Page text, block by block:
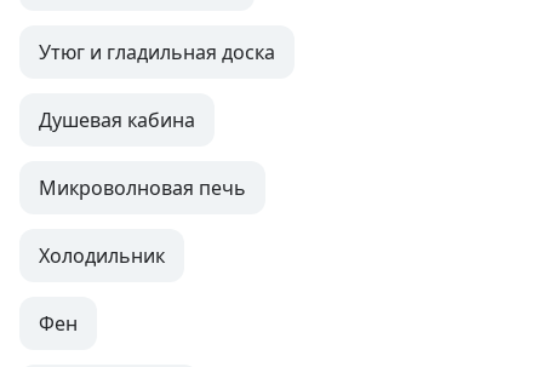
Утюг и гладильная доска
Душевая кабина
Микроволновая печь
Холодильник
Фен